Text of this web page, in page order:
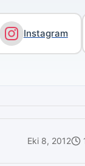
Instagram
Eki 8, 2012